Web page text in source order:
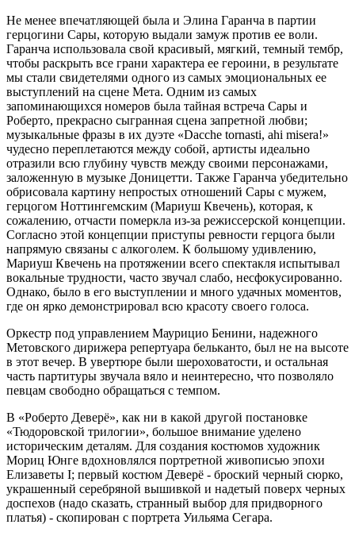
Не менее впечатляющей была и Элина Гаранча в партии
герцогини Сары, которую выдали замуж против ее воли.
Гаранча использовала свой красивый, мягкий, темный тембр,
чтобы раскрыть все грани характера ее героини, в результате
мы стали свидетелями одного из самых эмоциональных ее
выступлений на сцене Мета. Одним из самых
запоминающихся номеров была тайная встреча Сары и
Роберто, прекрасно сыгранная сцена запретной любви;
музыкальные фразы в их дуэте «Dacche tornasti, ahi misera!»
чудесно переплетаются между собой, артисты идеально
отразили всю глубину чувств между своими персонажами,
заложенную в музыке Доницетти. Также Гаранча убедительно
обрисовала картину непростых отношений Сары с мужем,
герцогом Ноттингемским (Мариуш Квечень), которая, к
сожалению, отчасти померкла из-за режиссерской концепции.
Согласно этой концепции приступы ревности герцога были
напрямую связаны с алкоголем. К большому удивлению,
Мариуш Квечень на протяжении всего спектакля испытывал
вокальные трудности, часто звучал слабо, несфокусированно.
Однако, было в его выступлении и много удачных моментов,
где он ярко демонстрировал всю красоту своего голоса.
Оркестр под управлением Маурицио Бенини, надежного
Метовского дирижера репертуара бельканто, был не на высоте
в этот вечер. В увертюре были шероховатости, и остальная
часть партитуры звучала вяло и неинтересно, что позволяло
певцам свободно обращаться с темпом.
В «Роберто Деверё», как ни в какой другой постановке
«Тюдоровской трилогии», большое внимание уделено
историческим деталям. Для создания костюмов художник
Мориц Юнге вдохновлялся портретной живописью эпохи
Елизаветы I; первый костюм Деверё - броский черный сюрко,
украшенный серебряной вышивкой и надетый поверх черных
доспехов (надо сказать, странный выбор для придворного
платья) - скопирован с портрета Уильяма Сегара.